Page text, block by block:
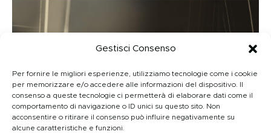
Gestisci Consenso
Per fornire le migliori esperienze, utilizziamo tecnologie come i cookie
per memorizzare e/o accedere alle informazioni del dispositivo. Il
consenso a queste tecnologie ci permetterà di elaborare dati come il
comportamento di navigazione o ID unici su questo sito. Non
acconsentire o ritirare il consenso può influire negativamente su
alcune caratteristiche e funzioni.